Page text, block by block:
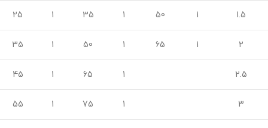
1.5
1
50
1
35
1
25
2
1
65
1
50
1
35
2.5
1
65
1
45
3
1
75
1
55